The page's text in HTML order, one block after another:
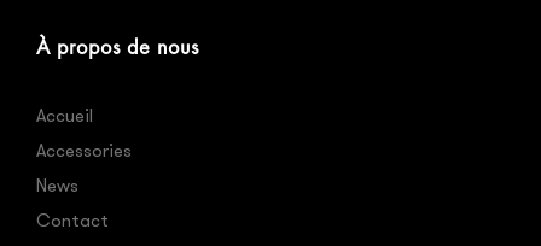
À propos de nous
Accueil
Accessories
News
Contact